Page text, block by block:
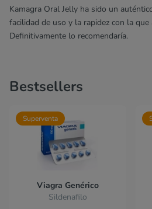
Kamagra Oral Jelly ha sido un
facilidad de uso y la rapidez con la
Definitivamente lo recomendaría.
Bestsellers
Superventa
Viagra Genérico
Sildenafilo